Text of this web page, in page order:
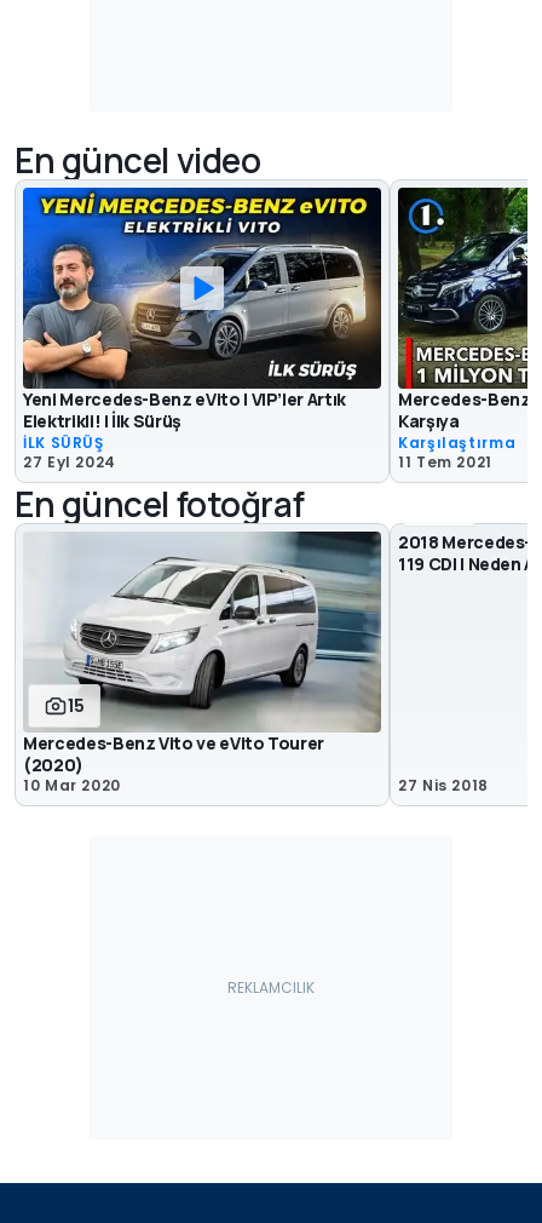
En güncel video
Yeni Mercedes-Benz eVito | VIP’ler Artık
Elektrikli! | İlk Sürüş
İLK SÜRÜŞ
27 Eyl 2024
Mercedes-Benz
Karşıya
Karşılaştırma
11 Tem 2021
En güncel fotoğraf
15
Mercedes-Benz Vito ve eVito Tourer
(2020)
10 Mar 2020
2018 Mercedes-
119 CDI | Neden
27 Nis 2018